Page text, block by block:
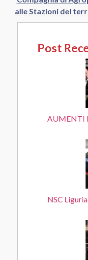
alle Stazioni del
Post
AUMENTI
NSC